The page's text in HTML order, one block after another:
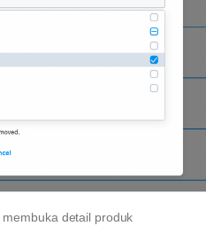
detail produk